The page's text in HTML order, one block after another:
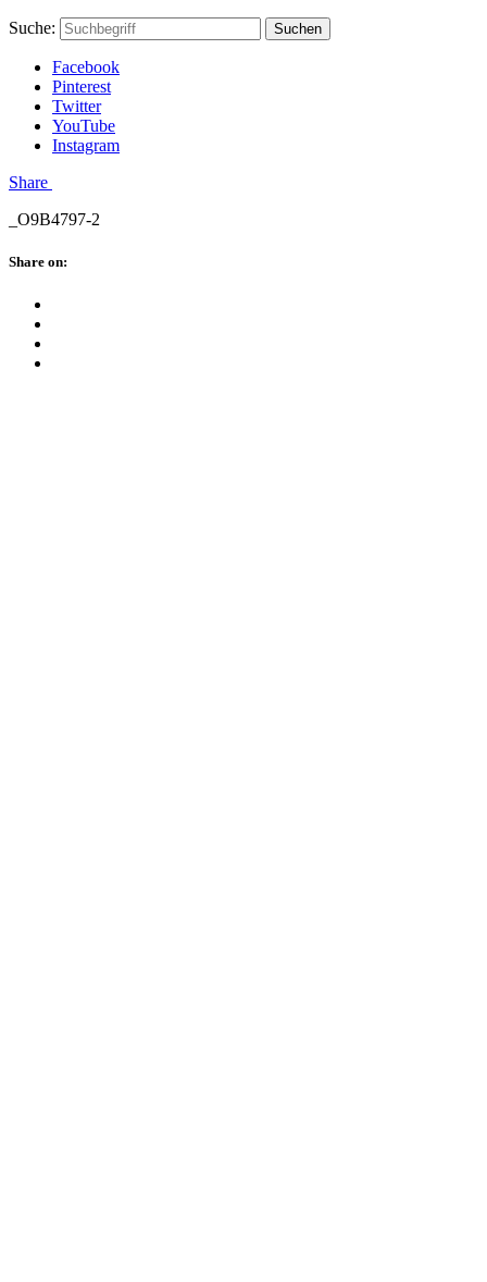
Skip
content
Hauptstadtmutti
Schließen
Search
Schließen
Suche: Suchen
Facebook
Pinterest
Twitter
YouTube
Instagram
Menü
Share
_O9B4797-2
Schließen
Share on: